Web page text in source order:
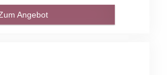
Angebot